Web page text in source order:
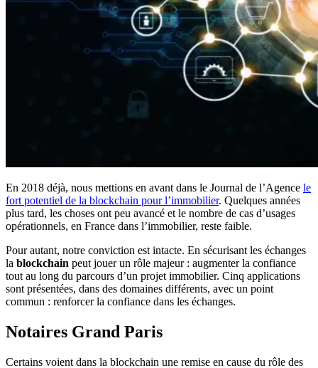
En 2018 déjà, nous mettions en avant dans le Journal de l’Agence le
fort potentiel de la blockchain pour l’immobilier. Quelques années
plus tard, les choses ont peu avancé et le nombre de cas d’usages
opérationnels, en France dans l’immobilier, reste faible.
Pour autant, notre conviction est intacte. En sécurisant les échanges
la blockchain peut jouer un rôle majeur : augmenter la confiance
tout au long du parcours d’un projet immobilier. Cinq applications
sont présentées, dans des domaines différents, avec un point
commun : renforcer la confiance dans les échanges.
Notaires Grand Paris
Certains voient dans la blockchain une remise en cause du rôle des